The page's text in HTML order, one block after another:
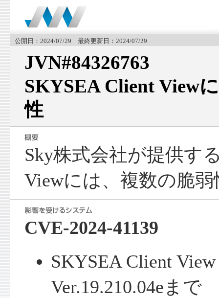
公開日：2024/07/29 最終更新日：2024/07/29
JVN#84326763
SKYSEA Client View
性
Sky株式会社が提供す
Viewには、複数の脆
CVE-2024-41139
SKYSEA Client
Ver.19.210.04eまで